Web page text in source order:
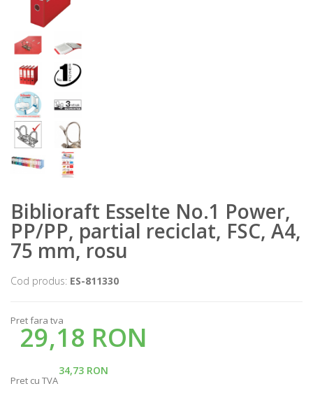
Biblioraft Esselte No.1 Power,
PP/PP, partial reciclat, FSC, A4,
75 mm, rosu
Cod produs: ES-811330
Pret fara tva
29,18 RON
34,73 RON
Pret cu TVA